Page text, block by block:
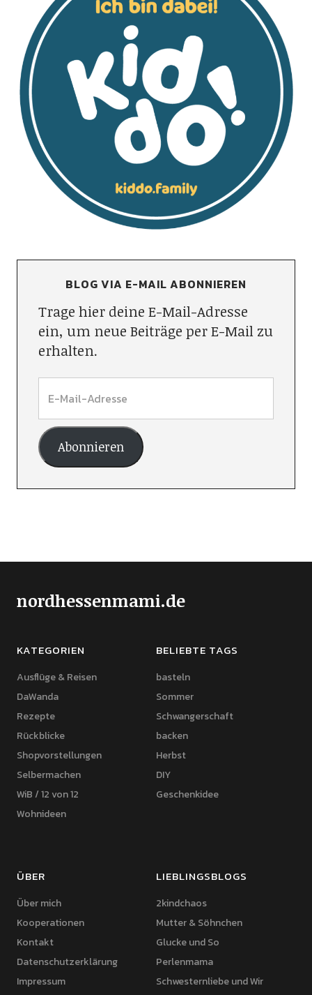
BLOG VIA E-MAIL ABONNIEREN
Trage hier deine E-Mail-Adresse
ein, um neue Beiträge per E-Mail zu
erhalten.
Abonnieren
nordhessenmami.de
KATEGORIEN
Ausflüge & Reisen
DaWanda
Rezepte
Rückblicke
Shopvorstellungen
Selbermachen
WiB / 12 von 12
Wohnideen
BELIEBTE TAGS
basteln
Sommer
Schwangerschaft
backen
Herbst
DIY
Geschenkidee
ÜBER
Über mich
Kooperationen
Kontakt
Datenschutzerklärung
Impressum
LIEBLINGSBLOGS
2kindchaos
Mutter & Söhnchen
Glucke und So
Perlenmama
Schwesternliebe und Wir